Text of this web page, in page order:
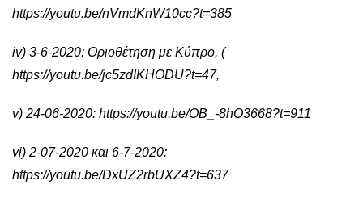
https://youtu.be/nVmdKnW10cc?t=385
iv) 3-6-2020: Οριοθέτηση με Κύπρο, (
https://youtu.be/jc5zdIKHODU?t=47,
v) 24-06-2020: https://youtu.be/OB_-8hO3668?t=911
vi) 2-07-2020 και 6-7-2020:
https://youtu.be/DxUZ2rbUXZ4?t=637